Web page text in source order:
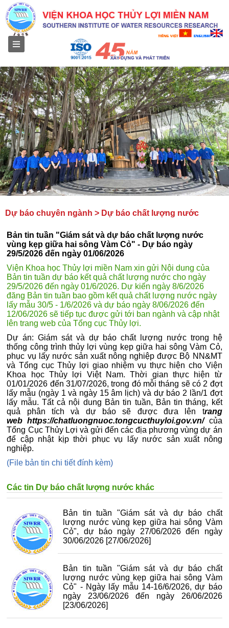
Dự báo chuyên ngành > Dự báo chất lượng nước
Bản tin tuần "Giám sát và dự báo chất lượng nước
vùng kẹp giữa hai sông Vàm Cỏ" - Dự báo ngày
29/5/2026 đến ngày 01/06/2026
Viện Khoa học Thủy lợi miền Nam xin gửi Nội dung của
Bản tin tuần dự báo kết quả chất lượng nước cho ngày
29/5/2026 đến ngày 01/6/2026. Dự kiến ngày 8/6/2026
đăng Bản tin tuần bao gồm kết quả chất lượng nước ngày
lấy mẫu 30/5 - 1/6/2026 và dự báo ngày 8/06/2026 đến
12/06/2026 sẽ tiếp tục được gửi tới ban ngành và cập nhật
lên trang web của Tổng cục Thủy lợi.
Dự án: Giám sát và dự báo chất lượng nước trong hệ
thống công trình thủy lợi vùng kẹp giữa hai sông Vàm Cỏ,
phục vụ lấy nước sản xuất nông nghiệp được Bộ NN&MT
và Tổng cục Thủy lợi giao nhiệm vụ thực hiện cho Viện
Khoa học Thủy lợi Việt Nam. Thời gian thực hiện từ
01/01/2026 đến 31/07/2026, trong đó mỗi tháng sẽ có 2 đợt
lấy mẫu (ngày 1 và ngày 15 âm lịch) và dự báo 2 lần/1 đợt
lấy mẫu. Tất cả nội dung Bản tin tuần, Bản tin tháng, kết
quả phân tích và dự báo sẽ được đưa lên trang
web https://chatluongnuoc.tongcucthuyloi.gov.vn/ của
Tổng Cục Thủy Lợi và gửi đến các địa phương vùng dự án
để cập nhật kịp thời phục vụ lấy nước sản xuất nông
nghiệp.
(File bản tin chi tiết đính kèm)
Các tin Dự báo chất lượng nước khác
Bản tin tuần "Giám sát và dự báo chất
lượng nước vùng kẹp giữa hai sông Vàm
Cỏ", dự báo ngày 27/06/2026 đến ngày
30/06/2026 [27/06/2026]
Bản tin tuần "Giám sát và dự báo chất
lượng nước vùng kẹp giữa hai sông Vàm
Cỏ" - Ngày lấy mẫu 14-16/6/2026, dự báo
ngày 23/06/2026 đến ngày 26/06/2026
[23/06/2026]